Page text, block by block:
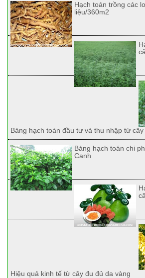
Hạch toán trồng các
liệu/360m2
Bảng hạch toán đầu tư và thu nhập từ cây
Bảng hạch toán chi
Canh
Hiệu quả kinh tế từ cây đu đủ da vàng